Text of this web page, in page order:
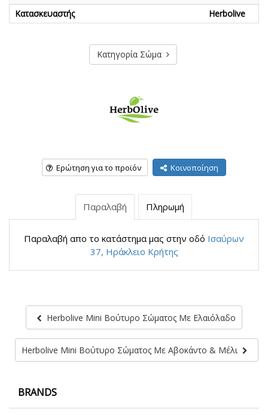
Κατασκευαστής Herbolive
Κατηγορία Σώμα
Ερώτηση για το προϊόν Κοινοποίηση
Παραλαβή Πληρωμή
Παραλαβή απο το κατάστημα μας στην οδό Ισαύρων
37, Ηράκλειο Κρήτης
Herbolive Mini Βούτυρο Σώματος Με Ελαιόλαδο
Herbolive Mini Βούτυρο Σώματος Με Αβοκάντο & Μέλι
BRANDS